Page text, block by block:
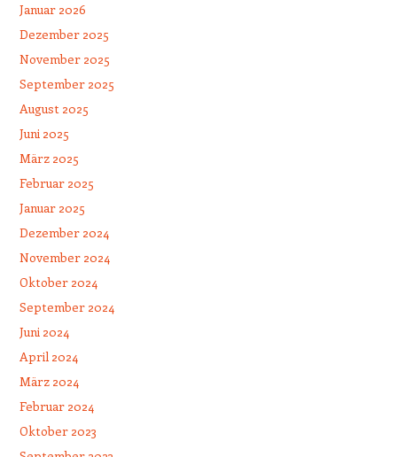
Januar 2026
Dezember 2025
November 2025
September 2025
August 2025
Juni 2025
März 2025
Februar 2025
Januar 2025
Dezember 2024
November 2024
Oktober 2024
September 2024
Juni 2024
April 2024
März 2024
Februar 2024
Oktober 2023